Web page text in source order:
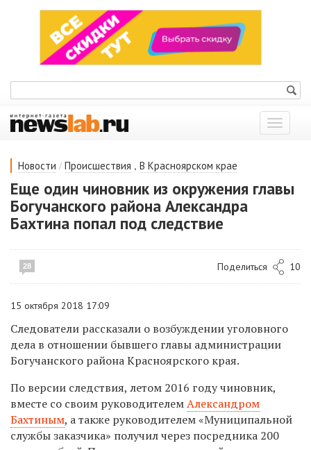
Показать
меню
Новости / Происшествия , В Красноярском крае
Еще один чиновник из окружения главы
Богучанского района Александра
Бахтина попал под следствие
28 Поделиться 10
15 октября 2018 17:09
Следователи рассказали о возбуждении уголовного
дела в отношении бывшего главы администрации
Богучанского района Красноярского края.
По версии следствия, летом 2016 году чиновник,
вместе со своим руководителемАлександром
Бахтиным, а также руководителем «Муниципальной
службы заказчика» получил через посредника 200